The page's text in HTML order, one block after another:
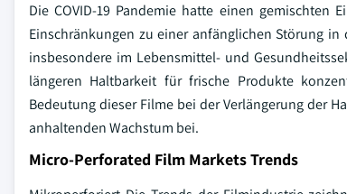
Die COVID-19 Pandemie hatte einen
Einschränkungen zu einer anfänglichen Störung
insbesondere im Lebensmittel- und
längeren Haltbarkeit für frische Produkte
Bedeutung dieser Filme bei der Verlängerung der
anhaltenden Wachstum bei.
Micro-Perforated Film Markets Trends